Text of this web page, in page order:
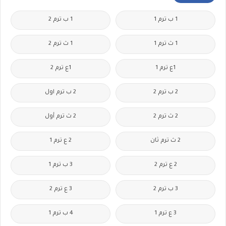
1 ب ترم 1 1 ب ترم 2
1 ث ترم 1 1 ث ترم 2
1ع ترم 1 1ع ترم 2
2 ب ترم 2 2 ب ترم اول
2 ث ترم 2 2 ث ترم أول
2 ث ترم ثان 2 ع ترم 1
2 ع ترم 2 3 ب ترم 1
3 ب ترم 2 3 ع ترم 2
3 ع ترم 1 4 ب ترم 1